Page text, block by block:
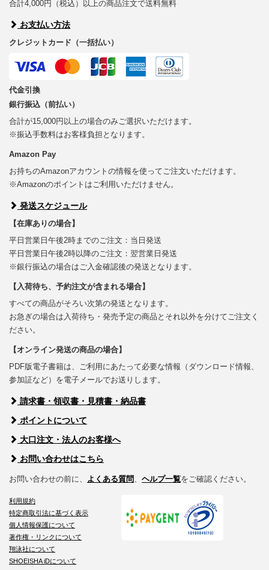
合計4,000円（税込）以上の商品注文で送料無料
お支払い方法
クレジットカード（一括払い）
代金引換
銀行振込（前払い）
合計が15,000円以上の場合のみご選択いただけます。
※振込手数料はお客様負担となります。
Amazon Pay
お持ちのAmazonアカウントの情報を使ってご注文いただけます。
※Amazonのポイントはご利用いただけません。
発送スケジュール
【在庫ありの場合】
平日営業日午後2時までのご注文：当日発送
平日営業日午後2時以降のご注文：翌営業日発送
※銀行振込の場合はご入金確認後の発送となります。
【入荷待ち、予約注文が含まれる場合】
すべての商品がそろい次第の発送となります。
お急ぎの場合は入荷待ち・発売予定の商品とそれ以外を分けてご注文く
ださい。
【オンライン発送の商品の場合】
PDF版電子書籍は、ご利用にあたって必要な情報（ダウンロード情報、
参加証など）を電子メールでお送りします。
請求書・領収書・見積書・納品書
ポイントについて
大口注文・法人のお客様へ
お問い合わせはこちら
お問い合わせの前に、 よくある質問、 ヘルプ一覧をご確認ください。
利用規約
特定商取引法に基づく表示
個人情報保護について
著作権・リンクについて
翔泳社について
SHOEISHA iDについて